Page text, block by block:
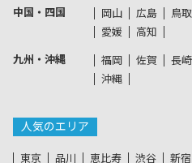
中国・四国 岡山 広島 鳥取
愛媛
高知
九州・沖縄 福岡 佐賀 長崎
沖縄
人気のエリア
東京 品川 恵比寿 渋谷 新宿